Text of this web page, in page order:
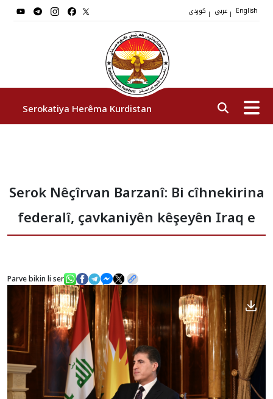
| | English
Serokatiya Herêma Kurdistan
Cîgirên Serok
Stafê Serokatiyê
Sazî
Nûçe
Galerî
Serok Nêçîrvan Barzanî: Bi cîhnekirina
federalî, çavkaniyên kêşeyên Iraq e
Parve bikin li ser